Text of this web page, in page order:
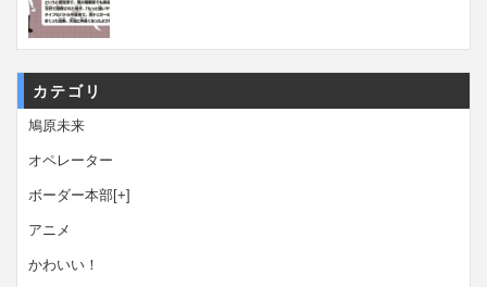
カテゴリ
鳩原未来
オペレーター
ボーダー本部[+]
アニメ
かわいい！